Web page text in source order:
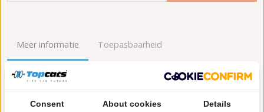
Meer informatie Toepasbaarheid
Origineel nummers
Garantie:2 jaar garantie
Consent About cookies Details